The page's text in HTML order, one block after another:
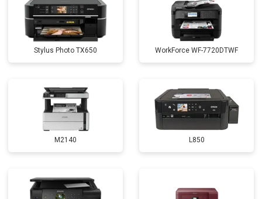
Stylus Photo TX650 WorkForce WF-7720DTWF
M2140 L850